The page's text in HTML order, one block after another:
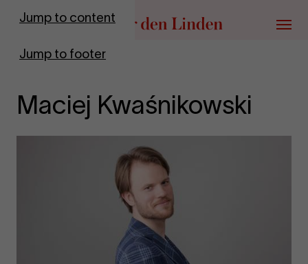
Jump to content
Jump to footer
Go to homepage
Menu
Maciej Kwaśnikowski